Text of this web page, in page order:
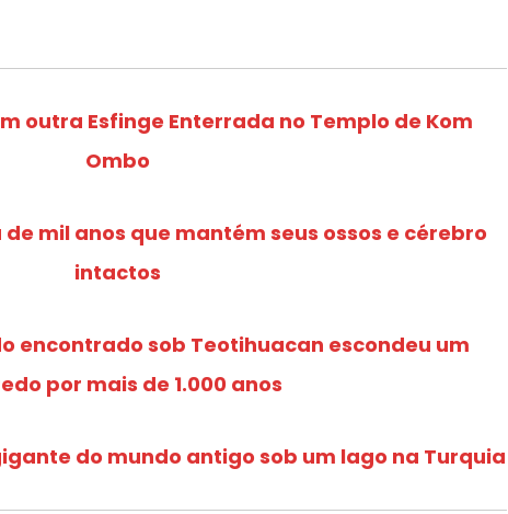
outra Esfinge Enterrada no Templo de Kom
Ombo
mil anos que mantém seus ossos e cérebro
intactos
encontrado sob Teotihuacan escondeu um
por mais de 1.000 anos
do mundo antigo sob um lago na Turquia